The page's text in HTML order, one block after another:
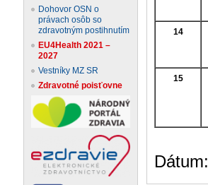
Dohovor OSN o
právach osôb so
zdravotným postihnutím
EU4Health 2021 –
2027
Vestníky MZ SR
Zdravotné poisťovne
14
15
Dátum: